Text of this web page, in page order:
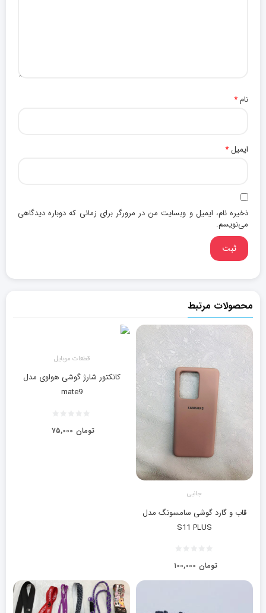
نام*
ایمیل*
ذخیره نام، ایمیل و وبسایت من در مرورگر برای زمانی که دوباره دیدگاهی
می‌نویسم.
محصولات مرتبط
جانبی
قاب و گارد گوشی سامسونگ مدل
S11 PLUS
۱۰۰,۰۰۰ تومان
قطعات موبایل
کانکتور شارژ گوشی هواوی مدل
mate9
۷۵,۰۰۰ تومان